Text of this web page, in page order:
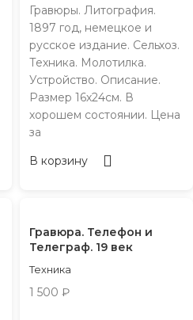
Гравюры. Литография.
1897 год, немецкое и
русское издание. Сельхоз.
Техника. Молотилка.
Устройство. Описание.
Размер 16х24см. В
хорошем состоянии. Цена
за
В корзину
Гравюра. Телефон и
Телеграф. 19 век
Техника
1 500 ₽